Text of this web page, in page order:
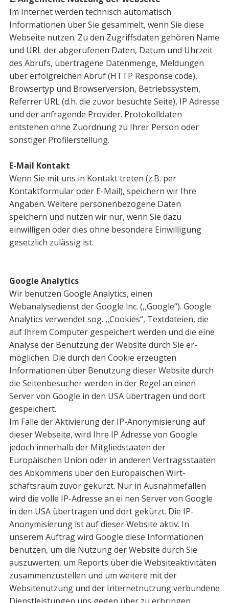
Im Internet werden technisch automatisch
Informationen über Sie gesammelt, wenn Sie diese
Webseite nutzen. Zu den Zugriffsdaten gehören Name
und URL der abgerufenen Daten, Datum und Uhrzeit
des Abrufs, übertragene Datenmenge, Meldungen
über erfolgreichen Abruf (HTTP Response code),
Browsertyp und Browserversion, Betriebssystem,
Referrer URL (d.h. die zuvor besuchte Seite), IP­ Adresse
und der anfragende Provider. Protokolldaten
entstehen ohne Zuordnung zu Ihrer Person oder
sonstiger Profilerstellung.
E-Mail Kontakt
Wenn Sie mit uns in Kontakt treten (z.B. per
Kontaktformular oder E-Mail), spei­chern wir Ihre
Angaben. Weitere personenbezogene Daten
speichern und nutzen wir nur, wenn Sie dazu
einwilligen oder dies ohne besondere Einwilligung
gesetzlich zulässig ist.
Google Analytics
Wir benutzen Google Analytics, einen
Webanalysedienst der Google lnc. (,,Google“). Google
Analytics verwendet sog. ,,Cookies“, Textdateien, die
auf Ihrem Computer gespeichert werden und die eine
Analyse der Benutzung der Website durch Sie er­
möglichen. Die durch den Cookie erzeugten
Informationen über Benutzung dieser Website durch
die Seitenbesucher werden in der Regel an einen
Server von Google in den USA übertragen und dort
gespeichert.
Im Falle der Aktivierung der IP-Anonymisierung auf
dieser Webseite, wird Ihre IP­ Adresse von Google
jedoch innerhalb der Mitgliedstaaten der
Europäischen Union oder in anderen Vertragsstaaten
des Abkommens über den Europäischen Wirt­
schaftsraum zuvor gekürzt. Nur in Ausnahmefällen
wird die volle IP-Adresse an ei nen Server von Google
in den USA übertragen und dort gekürzt. Die IP­
Anonymisierung ist auf dieser Website aktiv. In
unserem Auftrag wird Google diese Informationen
benutzen, um die Nutzung der Website durch Sie
auszuwerten, um Reports über die Websiteaktivitäten
zusammenzustellen und um weitere mit der
Websitenutzung und der Internetnutzung verbundene
Dienstleistungen uns gegen­ über zu erbringen.